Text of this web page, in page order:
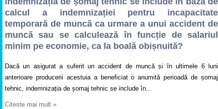
calcul a indemnizației pentru incapacitate
temporară de muncă ca urmare a unui accident de
muncă sau se calculează în funcție de salariul
minim pe economie, ca la boală obișnuită?
Dacă un asigurat a suferit un accident de muncă și în ultimele 6 luni
anterioare producerii acestuia a beneficiat o anumită perioadă de șomaj
tehnic, indemnizația de șomaj tehnic se include în...
Citeste mai mult »